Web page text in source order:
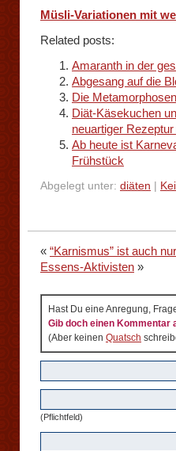
Müsli-Variationen mit
Related posts:
Amaranth in der
Abgesang auf die
Die
Diät-Käsekuchen
neuartiger
Ab heute ist
Frühstück
Abgelegt unter: diäten
« “Karnismus” ist auch
Essens-Aktivisten »
Hast Du eine Anregung,
Gib doch einen Kommentar
(Aber keinen Quatsch
(Pflichtfeld)